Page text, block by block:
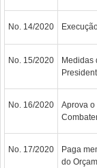
No. 14/2020
No. 15/2020
Medidas
No. 16/2020
Aprova
No. 17/2020
Paga
do